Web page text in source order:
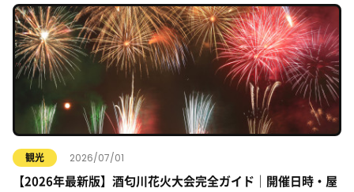
観光 2026/07/01
【2026年最新版】酒匂川花火大会完全ガイド｜開催日時・屋